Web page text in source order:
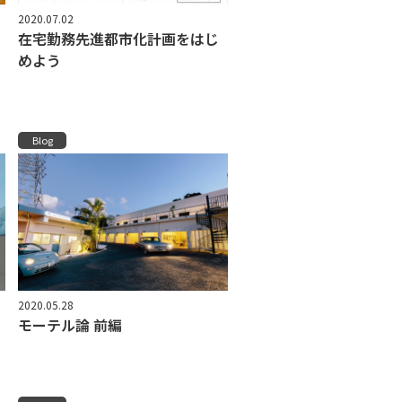
2020.07.02
在宅勤務先進都市化計画をはじ
めよう
Blog
2020.05.28
モーテル論 前編